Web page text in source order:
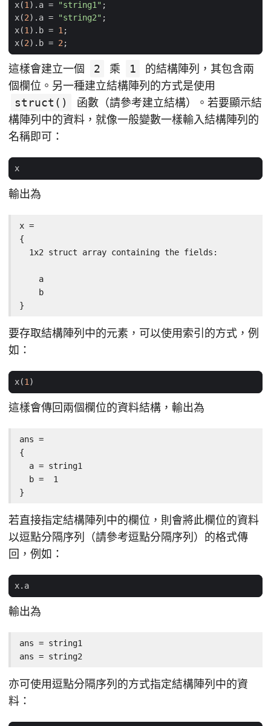
x(1). a = "string1" ;
x(2). a = "string2" ;
x(1). b = 1;
x(2). b = 2;
這樣會建立一個 2 乘 1
的結構陣列，其包含兩
個欄位。另一種建立結構陣列的方式是使用
struct()
函數（請參考建立結構）。若要顯示結
構陣列中的資料，就像一般變數一樣輸入結構陣列的
名稱即可：
x
輸出為
x =
{
  1x2 struct array containing the fields:
    a
    b
}
要存取結構陣列中的元素，可以使用索引的方式，例
如：
x(1)
這樣會傳回兩個欄位的資料結構，輸出為
ans =
{
  a = string1
  b =  1
}
若直接指定結構陣列中的欄位，則會將此欄位的資料
以逗點分隔序列（請參考逗點分隔序列）的格式傳
回，例如：
x. a
輸出為
ans = string1
ans = string2
亦可使用逗點分隔序列的方式指定結構陣列中的資
料：